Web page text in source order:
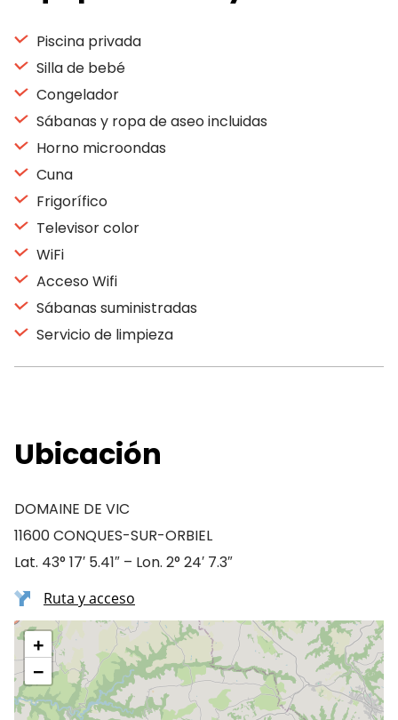
Piscina privada
Silla de bebé
Congelador
Sábanas y ropa de aseo incluidas
Horno microondas
Cuna
Frigorífico
Televisor color
WiFi
Acceso Wifi
Sábanas suministradas
Servicio de limpieza
Ubicación
DOMAINE DE VIC
11600 CONQUES-SUR-ORBIEL
Lat. 43° 17′ 5.41″ – Lon. 2° 24′ 7.3″
Ruta y acceso
+
−